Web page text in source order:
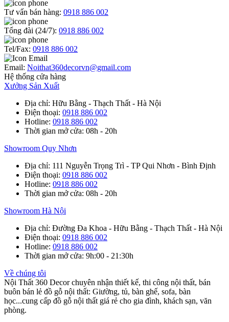
Tư vấn bán hàng: 0918 886 002
Tổng đài (24/7): 0918 886 002
Tel/Fax: 0918 886 002
Email: Noithat360decorvn@gmail.com
Hệ thống cửa hàng
Xưởng Sản Xuất
Địa chỉ: Hữu Bằng - Thạch Thất - Hà Nội
Điện thoại: 0918 886 002
Hotline: 0918 886 002
Thời gian mở cửa: 08h - 20h
Showroom Quy Nhơn
Địa chỉ: 111 Nguyễn Trọng Trì - TP Qui Nhơn - Bình Định
Điện thoại: 0918 886 002
Hotline: 0918 886 002
Thời gian mở cửa: 08h - 20h
Showroom Hà Nội
Địa chỉ: Đường Đa Khoa - Hữu Bằng - Thạch Thất - Hà Nội
Điện thoại: 0918 886 002
Hotline: 0918 886 002
Thời gian mở cửa: 9h:00 - 21:30h
Về chúng tôi
Nội Thất 360 Decor chuyên nhận thiết kế, thi công nội thất, bán
buôn bán lẻ đồ gỗ nội thất: Giường, tủ, bàn ghế, sofa, bàn
học...cung cấp đồ gỗ nội thất giá rẻ cho gia đình, khách sạn, văn
phòng.